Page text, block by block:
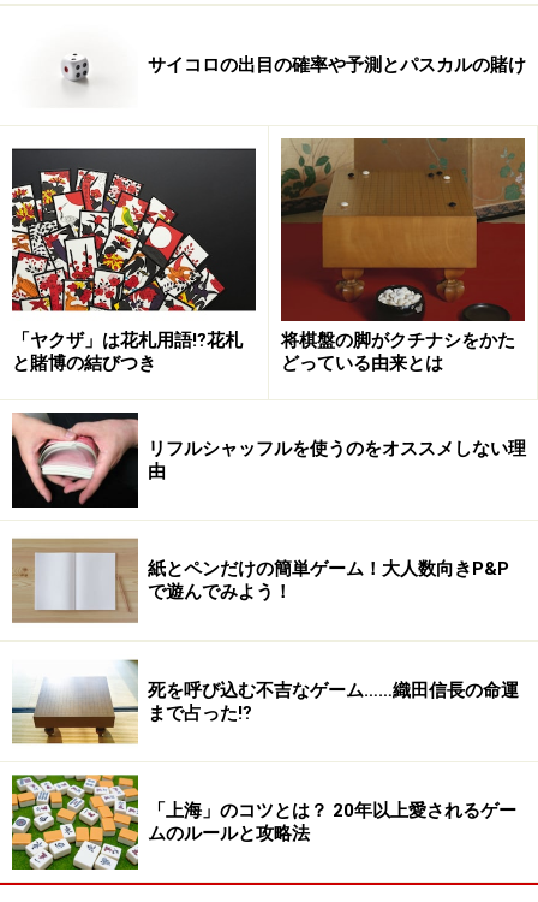
【オセロプレイヤー６億人の頂点に君臨するのは誰
だ？】
【最終予選を勝ち抜いた栄えあるファイナリストたち】
【熾烈極まりない世界チャンピオン決定戦】
【ついに誕生、世界王者と女王はこのプレイヤーだ】
【オセロ世界選手権、フィナーレへ】
※記事内容は執筆時点のものです。最新の内容をご確認くださ
い。
1/ 5 次のページへ
サイコロの出目の確率や予測とパスカルの賭け
「ヤクザ」は花札用語⁉花札
と賭博の結びつき
将棋盤の脚がクチナシをかた
どっている由来とは
リフルシャッフルを使うのをオススメしない理
由
紙とペンだけの簡単ゲーム！大人数向きP&P
で遊んでみよう！
死を呼び込む不吉なゲーム……織田信長の命運
まで占った⁉︎
「上海」のコツとは？ 20年以上愛されるゲー
ムのルールと攻略法